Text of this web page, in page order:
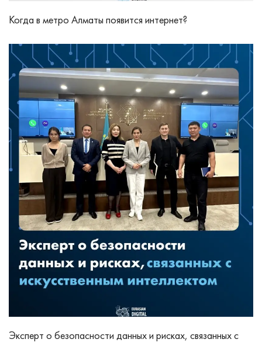
Когда в метро Алматы появится интернет?
Эксперт о безопасности данных и рисках, связанных с